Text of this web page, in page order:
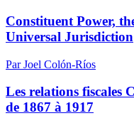
Constituent Power,
Universal Jurisdiction
Par Joel Colón-Ríos
Les relations
de 1867 à 1917